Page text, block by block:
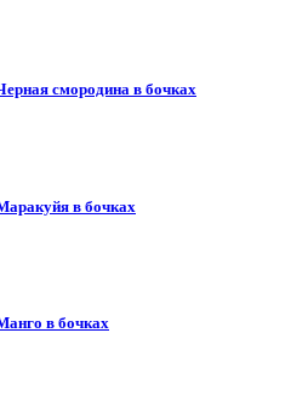
смородина в бочках
в бочках
в бочках